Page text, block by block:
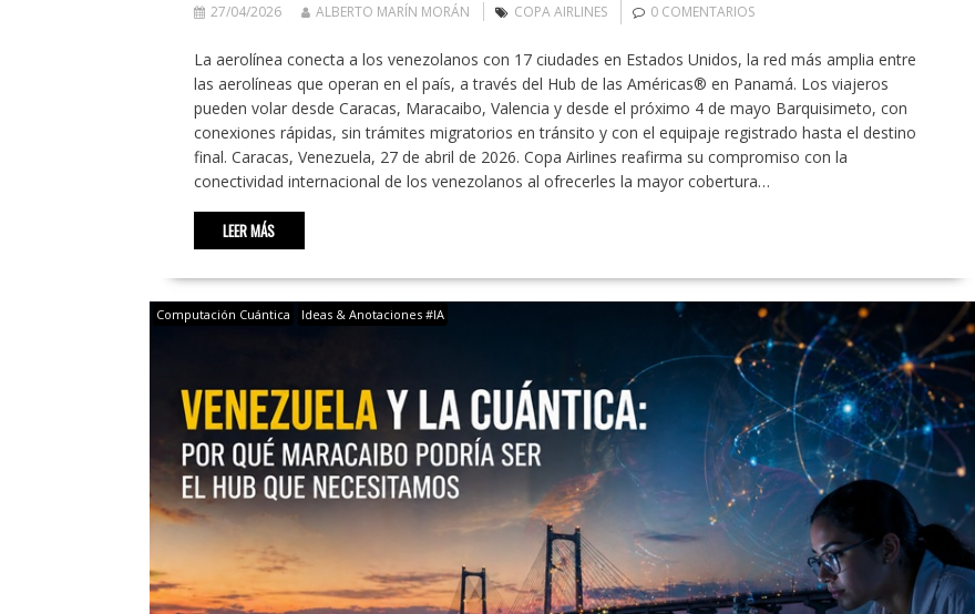
27/04/2026 ALBERTO MARÍN MORÁN COPA AIRLINES 0 COMENTARIOS
La aerolínea conecta a los venezolanos con 17 ciudades en Estados Unidos, la red más amplia entre
las aerolíneas que operan en el país, a través del Hub de las Américas® en Panamá. Los viajeros
pueden volar desde Caracas, Maracaibo, Valencia y desde el próximo 4 de mayo Barquisimeto, con
conexiones rápidas, sin trámites migratorios en tránsito y con el equipaje registrado hasta el destino
final. Caracas, Venezuela, 27 de abril de 2026. Copa Airlines reafirma su compromiso con la
conectividad internacional de los venezolanos al ofrecerles la mayor cobertura…
LEER MÁS
Computación Cuántica Ideas & Anotaciones #IA